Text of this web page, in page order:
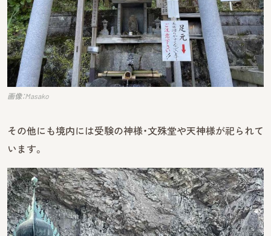
画像：Masako
その他にも境内には受験の神様・文殊堂や天神様が祀られて
います。